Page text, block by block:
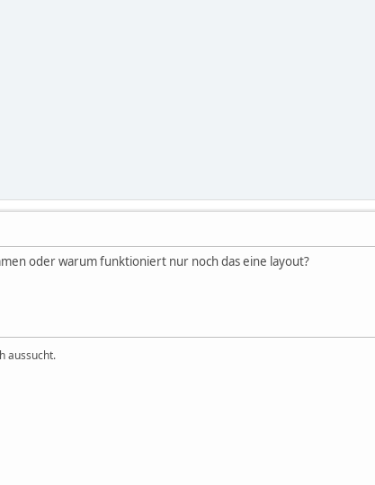
oder warum funktioniert nur noch das eine layout?
aussucht.